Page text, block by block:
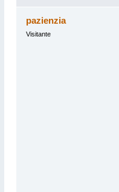
pazienzia
Visitante